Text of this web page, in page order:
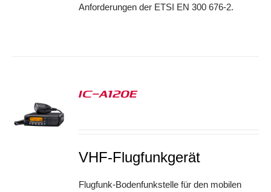
Anforderungen der ETSI EN 300 676-2.
IC-A120E
VHF-Flugfunkgerät
Flugfunk-Bodenfunkstelle für den mobilen